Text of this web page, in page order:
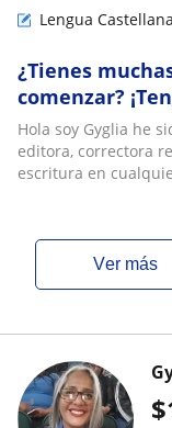
Lengua
¿Tienes
comenzar?
Hola soy Gyglia he
editora, correctora
escritura en
ver más
$